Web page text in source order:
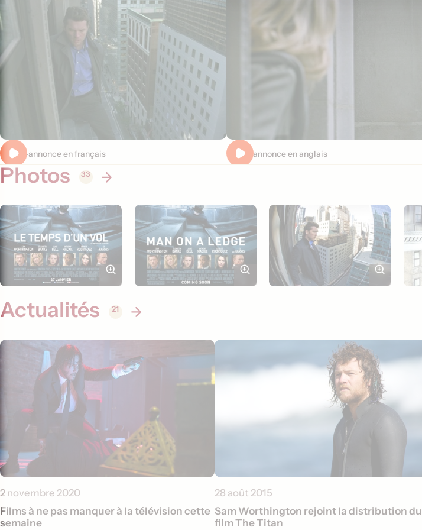
Bande-annonce en français Bande annonce en anglais
Photos 33
Actualités 21
2 novembre 2020
Films à ne pas manquer à la télévision cette
semaine
28 août 2015
Sam Worthington rejoint la distribution du
film The Titan